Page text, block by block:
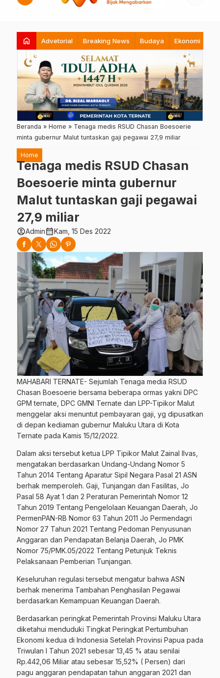
home Advetorial Breaking News Budaya Ekonomi
Beranda » Home » Tenaga medis RSUD Chasan Boesoerie
minta gubernur Malut tuntaskan gaji pegawai 27,9 miliar
Home
Tenaga medis RSUD Chasan
Boesoerie minta gubernur
Malut tuntaskan gaji pegawai
27,9 miliar
account_circleAdmincalendar_monthKam, 15 Des 2022
MAHABARI TERNATE- Sejumlah Tenaga media RSUD
Chasan Boesoerie bersama beberapa ormas yakni DPC
GPM ternate, DPC GMNI Ternate dan LPP-Tipikor Malut
menggelar aksi menuntut pembayaran gaji, yg dipusatkan
di depan kediaman gubernur Maluku Utara di Kota
Ternate pada Kamis 15/12/2022.
Dalam aksi tersebut ketua LPP Tipikor Malut Zainal Ilvas,
mengatakan berdasarkan Undang-Undang Nomor 5
Tahun 2014 Tentang Aparatur Sipil Negara Pasal 21 ASN
berhak memperoleh. Gaji, Tunjangan dan Fasilitas, Jo
Pasal 58 Ayat 1 dan 2 Peraturan Pemerintah Nomor 12
Tahun 2019 Tentang Pengelolaan Keuangan Daerah, Jo
PermenPAN-RB Nomor 63 Tahun 2011 Jo Permendagri
Nomor 27 Tahun 2021 Tentang Pedoman Penyusunan
Anggaran dan Pendapatan Belanja Daerah, Jo PMK
Nomor 75/PMK.05/2022 Tentang Petunjuk Teknis
Pelaksanaan Pemberian Tunjangan.
Keseluruhan regulasi tersebut mengatur bahwa ASN
berhak menerima Tambahan Penghasilan Pegawai
berdasarkan Kemampuan Keuangan Daerah.
Berdasarkan peringkat Pemerintah Provinsi Maluku Utara
diketahui menduduki Tingkat Peringkat Pertumbuhan
Ekonomi kedua di Indonesia Setelah Provinsi Papua pada
Triwulan I Tahun 2021 sebesar 13,45 % atau senilai
Rp.442,06 Miliar atau sebesar 15,52% ( Persen) dari
pagu anggaran pendapatan tahun anggaran 2021 dan